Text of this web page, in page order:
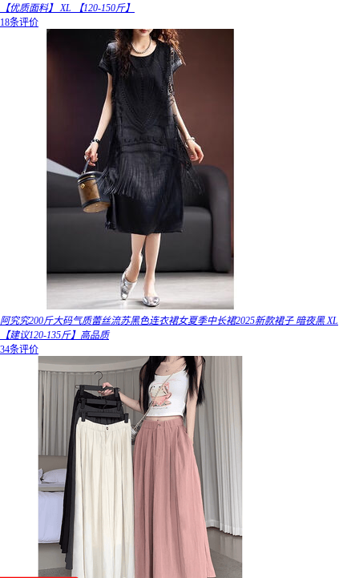
【优质面料】 XL 【120-150斤】
18条评价
阿究究200斤大码气质蕾丝流苏黑色连衣裙女夏季中长裙2025新款裙子 暗夜黑 XL
【建议120-135斤】高品质
34条评价